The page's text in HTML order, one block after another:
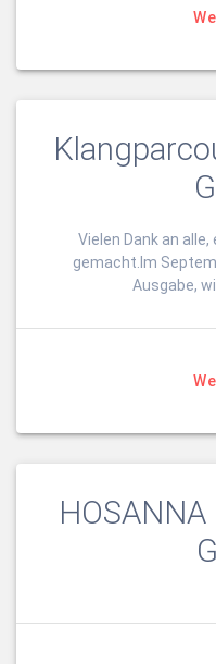
Vielen Dank an
gemacht.Im
Ausgabe,